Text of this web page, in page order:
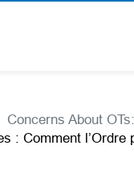
Concerns About
: Comment l’Ordre